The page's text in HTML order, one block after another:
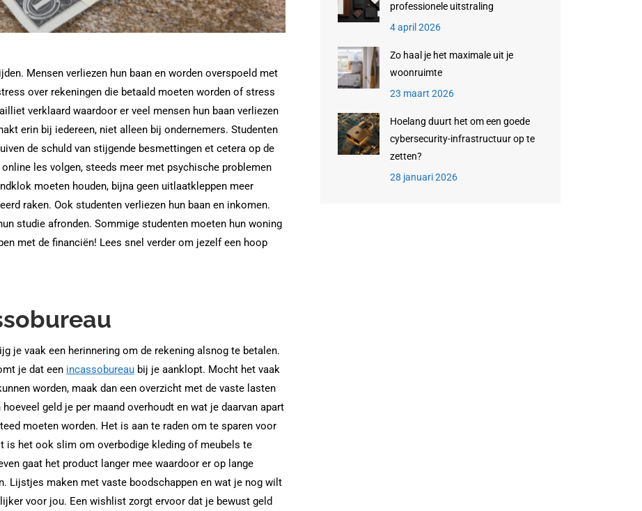
Mensen verliezen hun baan en worden overspoeld met
over rekeningen die betaald moeten worden of stress
verklaard waardoor er veel mensen hun baan verliezen
erin bij iedereen, niet alleen bij ondernemers. Studenten
de schuld van stijgende besmettingen et cetera op de
les volgen, steeds meer met psychische problemen
moeten houden, bijna geen uitlaatkleppen meer
raken. Ook studenten verliezen hun baan en inkomen.
studie afronden. Sommige studenten moeten hun woning
met de financiën! Lees snel verder om jezelf een hoop
je vaak een herinnering om de rekening alsnog te betalen.
je dat een incassobureau bij je aanklopt. Mocht het vaak
worden, maak dan een overzicht met de vaste lasten
geld je per maand overhoudt en wat je daarvan apart
moeten worden. Het is aan te raden om te sparen voor
is het ook slim om overbodige kleding of meubels te
gaat het product langer mee waardoor er op lange
Lijstjes maken met vaste boodschappen en wat je nog wilt
voor jou. Een wishlist zorgt ervoor dat je bewust geld
professionele uitstraling
4 april 2026
Zo haal je het maximale uit je
woonruimte
23 maart 2026
Hoelang duurt het om een goede
cybersecurity-infrastructuur op te
zetten?
28 januari 2026